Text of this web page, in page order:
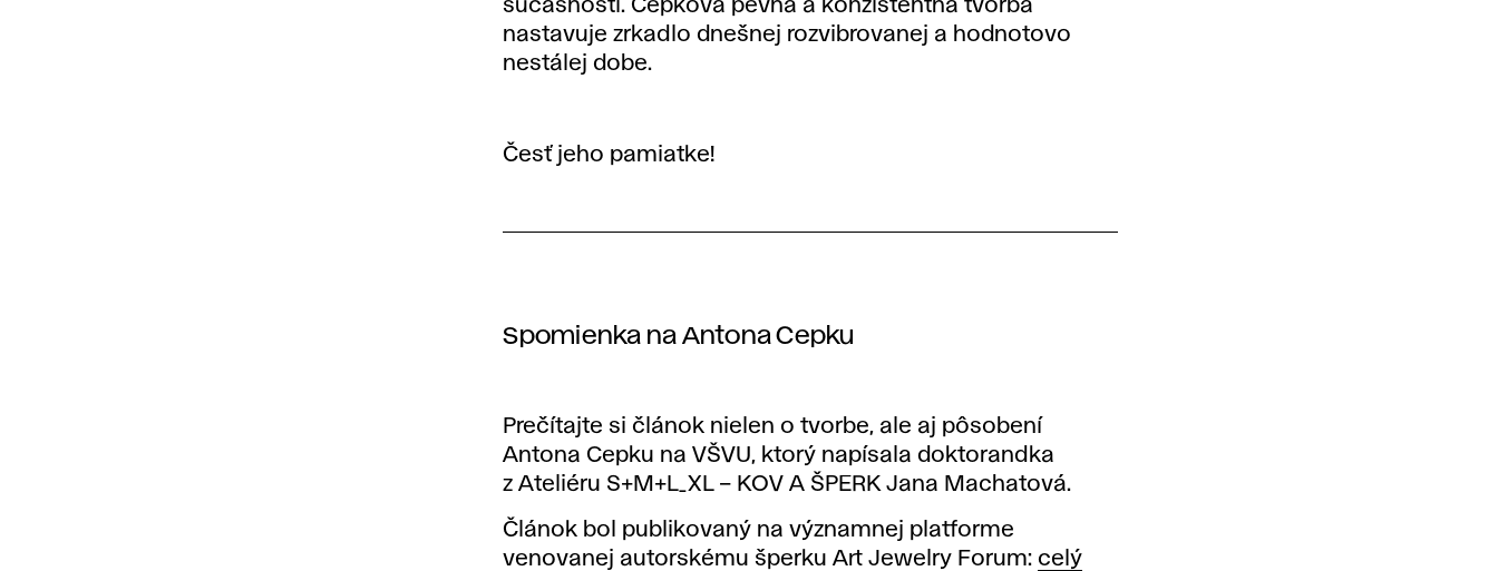
súčasnosti. Cepkova pevná a konzistentná tvorba
nastavuje zrkadlo dnešnej rozvibrovanej a hodnotovo
nestálej dobe.
Česť jeho pamiatke!
Spomienka na Antona Cepku
Prečítajte si článok nielen o tvorbe, ale aj pôsobení
Antona Cepku na VŠVU, ktorý napísala doktorandka
z Ateliéru S+M+L_XL – KOV A ŠPERK Jana Machatová.
Článok bol publikovaný na významnej platforme
venovanej autorskému šperku Art Jewelry Forum:celý